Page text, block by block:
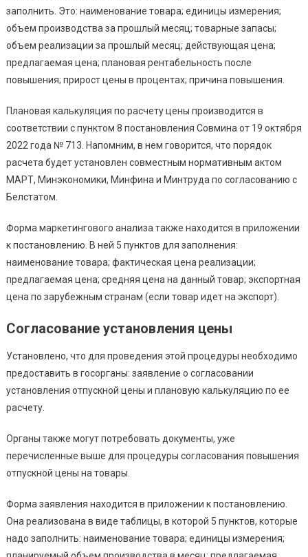
заполнить. Это: наименование товара; единицы измерения;
объем производства за прошлый месяц; товарные запасы;
объем реализации за прошлый месяц; действующая цена;
предлагаемая цена; плановая рентабельность после
повышения; прирост цены в процентах; причина повышения.
Плановая калькуляция по расчету цены производится в
соответствии с пунктом 8 постановления Совмина от 19 октября
2022 года № 713. Напомним, в нем говорится, что порядок
расчета будет установлен совместным нормативным актом
МАРТ, Минэкономики, Минфина и Минтруда по согласованию с
Белстатом.
Форма маркетингового анализа также находится в приложении
к постановлению. В ней 5 пунктов для заполнения:
наименование товара; фактическая цена реализации;
предлагаемая цена; средняя цена на данный товар; экспортная
цена по зарубежным странам (если товар идет на экспорт).
Согласование установления цены
Установлено, что для проведения этой процедуры необходимо
предоставить в госорганы: заявление о согласовании
установления отпускной цены и плановую калькуляцию по ее
расчету.
Органы также могут потребовать документы, уже
перечисленные выше для процедуры согласования повышения
отпускной цены на товары.
Форма заявления находится в приложении к постановлению.
Она реализована в виде таблицы, в которой 5 пунктов, которые
надо заполнить: наименование товара; единицы измерения;